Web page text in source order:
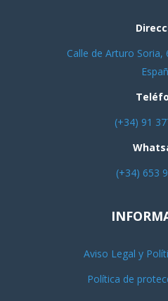
Calle de Arturo Soria,
(+34) 91
(+34) 653
Aviso Legal y
Política de